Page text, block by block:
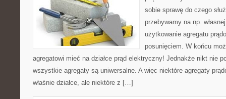
sobie sprawę do czego
przebywamy na np.
użytkowanie agregatu
posunięciem. W końcu
agregatowi mieć na działce prąd elektryczny! Jednakże nikt nie
wszystkie agregaty są uniwersalne. A więc niektóre agregaty
właśnie działce, ale niektóre z […]